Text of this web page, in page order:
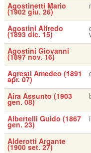
Agostinetti Mario
(1902 giu. 26)
Agostini Alfredo
(1893 dic. 15)
Agostini Giovanni
(1897 nov. 16)
Agresti Amedeo (1891
apr. 07)
Aira Assunto (1903
gen. 08)
Albertelli Guido (1867
gen. 23)
Alderotti Argante
(1900 set. 27)